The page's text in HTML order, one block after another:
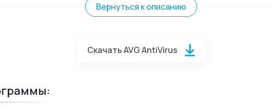
Вернуться к описанию
Скачать AVG AntiVirus